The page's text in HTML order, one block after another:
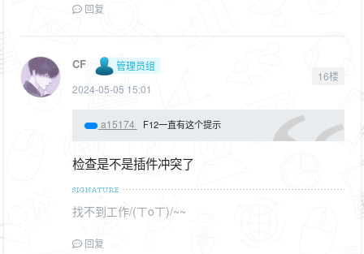
回复
CF
管理员组
2024-05-05 15:01
16楼
a15174 F12一直有这个提示
检查是不是插件冲突了
找不到工作/(ㄒoㄒ)/~~
回复